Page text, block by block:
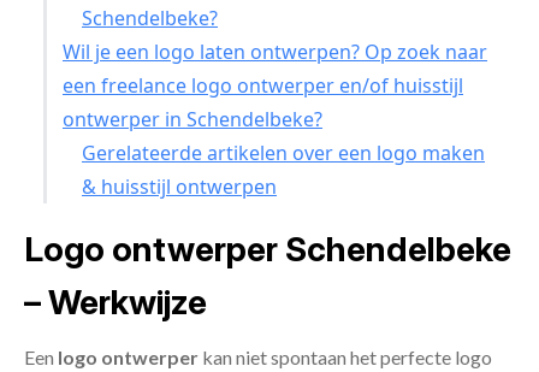
Schendelbeke?
Wil je een logo laten ontwerpen? Op zoek naar
een freelance logo ontwerper en/of huisstijl
ontwerper in Schendelbeke?
Gerelateerde artikelen over een logo maken
& huisstijl ontwerpen
Logo ontwerper Schendelbeke
– Werkwijze
Een logo ontwerper kan niet spontaan het perfecte logo